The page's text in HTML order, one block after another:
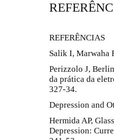
REFERÊNCIAS
Salik I, Marwaha
Perizzolo J,
da prática da
327-34.
Depression and
Hermida AP,
Depression: